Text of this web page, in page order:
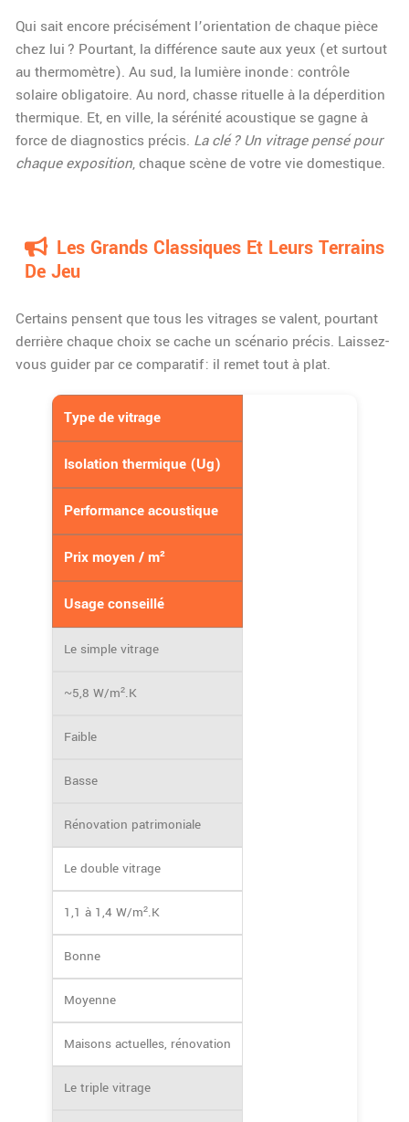
Qui sait encore précisément l’orientation de chaque pièce
chez lui ? Pourtant, la différence saute aux yeux (et surtout
au thermomètre). Au sud, la lumière inonde : contrôle
solaire obligatoire. Au nord, chasse rituelle à la déperdition
thermique. Et, en ville, la sérénité acoustique se gagne à
force de diagnostics précis. La clé ? Un vitrage pensé pour
chaque exposition, chaque scène de votre vie domestique.
Les Grands Classiques Et Leurs Terrains
De Jeu
Certains pensent que tous les vitrages se valent, pourtant
derrière chaque choix se cache un scénario précis. Laissez-
vous guider par ce comparatif : il remet tout à plat.
Type de vitrage
Isolation thermique (Ug)
Performance acoustique
Prix moyen / m²
Usage conseillé
Le simple vitrage
~5,8 W/m².K
Faible
Basse
Rénovation patrimoniale
Le double vitrage
1,1 à 1,4 W/m².K
Bonne
Moyenne
Maisons actuelles, rénovation
Le triple vitrage